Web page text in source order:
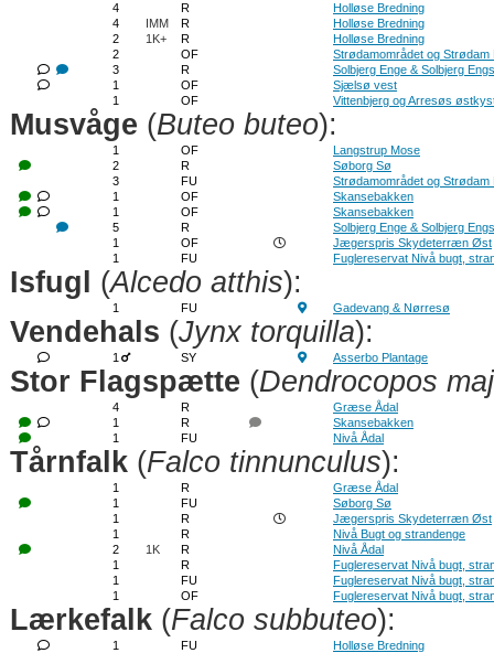
4 R
Holløse Bredning
4
IMM R
Holløse Bredning
2
1K+ R
Holløse Bredning
2
OF
Strødamområdet og Strødam
3
R
Solbjerg Enge & Solbjerg
1
OF
Sjælsø vest
1
OF Vittenbjerg og Arresøs
Musvåge (Buteo buteo):
1 OF
Langstrup Mose
2
R
Søborg Sø
3
FU
Strødamområdet og Strødam
1
OF
Skansebakken
1
OF
Skansebakken
5
R
Solbjerg Enge & Solbjerg
1
OF
Jægerspris Skydeterræn Øst
1
FU Fuglereservat Nivå bugt,
Isfugl (Alcedo atthis):
1 FU Gadevang & Nørresø
Vendehals (Jynx torquilla):
1 SY Asserbo Plantage
Stor Flagspætte (Dendrocopos
4 R
Græse Ådal
1
R
Skansebakken
1
FU Nivå Ådal
Tårnfalk (Falco tinnunculus):
1 R
Græse Ådal
1
FU
Søborg Sø
1
R
Jægerspris Skydeterræn Øst
1
R
Nivå Bugt og strandenge
2
1K R
Nivå Ådal
1
R
Fuglereservat Nivå bugt,
1
FU
Fuglereservat Nivå bugt,
1
OF Fuglereservat Nivå bugt,
Lærkefalk (Falco subbuteo):
1 FU
Holløse Bredning